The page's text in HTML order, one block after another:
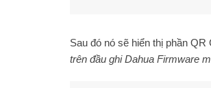
Sau đó nó sẽ hiển thị phần
trên đầu ghi Dahua Firmware